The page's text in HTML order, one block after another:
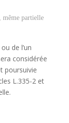
partielle
de l’un
considérée
poursuivie
L.335-2 et